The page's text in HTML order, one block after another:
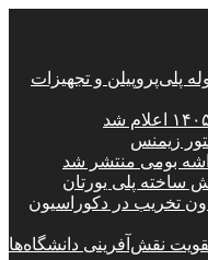
پلی‌پروپیلن و تجهیزات
زیمنس
بومی منتشر شد
ساخته پلی یورتان
تخریب در دکوراسیون
نقش‌آفرینی دانشگاه‌ها